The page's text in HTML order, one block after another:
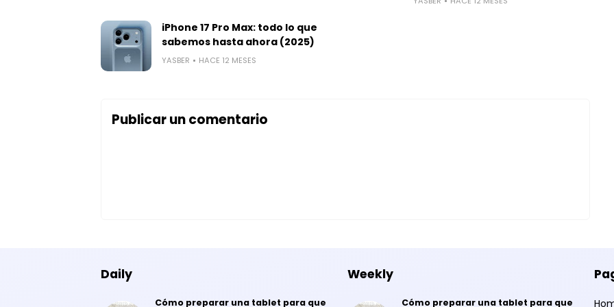
iPhone 17 Pro Max: todo lo que
sabemos hasta ahora (2025)
YASBER HACE 12 MESES
Publicar un comentario
Daily
Cómo preparar una tablet para que
Weekly
Cómo preparar una tablet para que